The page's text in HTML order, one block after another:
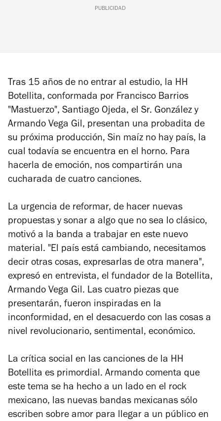
PUBLICIDAD
Tras 15 años de no entrar al estudio, la HH
Botellita, conformada por Francisco Barrios
"Mastuerzo", Santiago Ojeda, el Sr. González y
Armando Vega Gil, presentan una probadita de
su próxima producción, Sin maíz no hay país, la
cual todavía se encuentra en el horno. Para
hacerla de emoción, nos compartirán una
cucharada de cuatro canciones.
La urgencia de reformar, de hacer nuevas
propuestas y sonar a algo que no sea lo clásico,
motivó a la banda a trabajar en este nuevo
material. "El país está cambiando, necesitamos
decir otras cosas, expresarlas de otra manera",
expresó en entrevista, el fundador de la Botellita,
Armando Vega Gil. Las cuatro piezas que
presentarán, fueron inspiradas en la
inconformidad, en el desacuerdo con las cosas a
nivel revolucionario, sentimental, económico.
La crítica social en las canciones de la HH
Botellita es primordial. Armando comenta que
este tema se ha hecho a un lado en el rock
mexicano, las nuevas bandas mexicanas sólo
escriben sobre amor para llegar a un público en